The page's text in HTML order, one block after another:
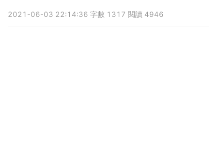
2021-06-03 22:14:36 字數 1317 閱讀 4946